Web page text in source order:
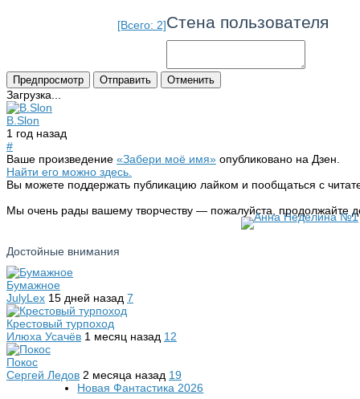
[Всего: 2]Стена пользователя
Загрузка...
B.Slon
1 год назад
#
Ваше произведение «Забери моё имя» опубликовано на Дзен.
Найти его можно здесь.
Вы можете поддержать публикацию лайком и пообщаться с
Мы очень рады вашему творчеству — пожалуйста, продолжайте
Достойные внимания
Бумажное
JulyLex 15 дней назад 7
Крестовый турпоход
Илюха Усачёв 1 месяц назад 12
Покос
Сергей Ледов 2 месяца назад 19
Новая Фантастика 2026